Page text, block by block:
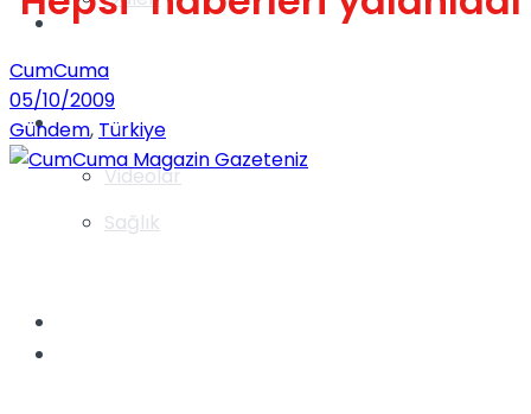
Videolar
Gündem
Yaşam
Sağlık
CumCuma
05/10/2009
Gündem, Türkiye